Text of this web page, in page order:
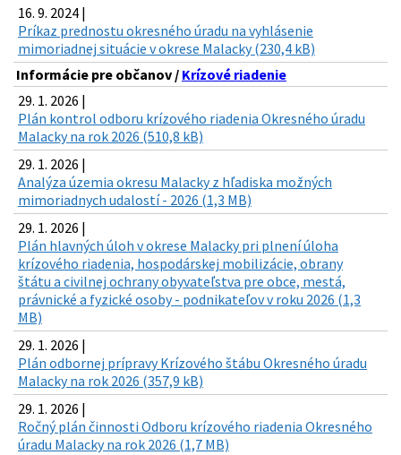
16. 9. 2024 |
Príkaz prednostu okresného úradu na vyhlásenie
mimoriadnej situácie v okrese Malacky (230,4 kB)
Informácie pre občanov / Krízové riadenie
29. 1. 2026 |
Plán kontrol odboru krízového riadenia Okresného úradu
Malacky na rok 2026 (510,8 kB)
29. 1. 2026 |
Analýza územia okresu Malacky z hľadiska možných
mimoriadnych udalostí - 2026 (1,3 MB)
29. 1. 2026 |
Plán hlavných úloh v okrese Malacky pri plnení úloha
krízového riadenia, hospodárskej mobilizácie, obrany
štátu a civilnej ochrany obyvateľstva pre obce, mestá,
právnické a fyzické osoby - podnikateľov v roku 2026 (1,3
MB)
29. 1. 2026 |
Plán odbornej prípravy Krízového štábu Okresného úradu
Malacky na rok 2026 (357,9 kB)
29. 1. 2026 |
Ročný plán činnosti Odboru krízového riadenia Okresného
úradu Malacky na rok 2026 (1,7 MB)